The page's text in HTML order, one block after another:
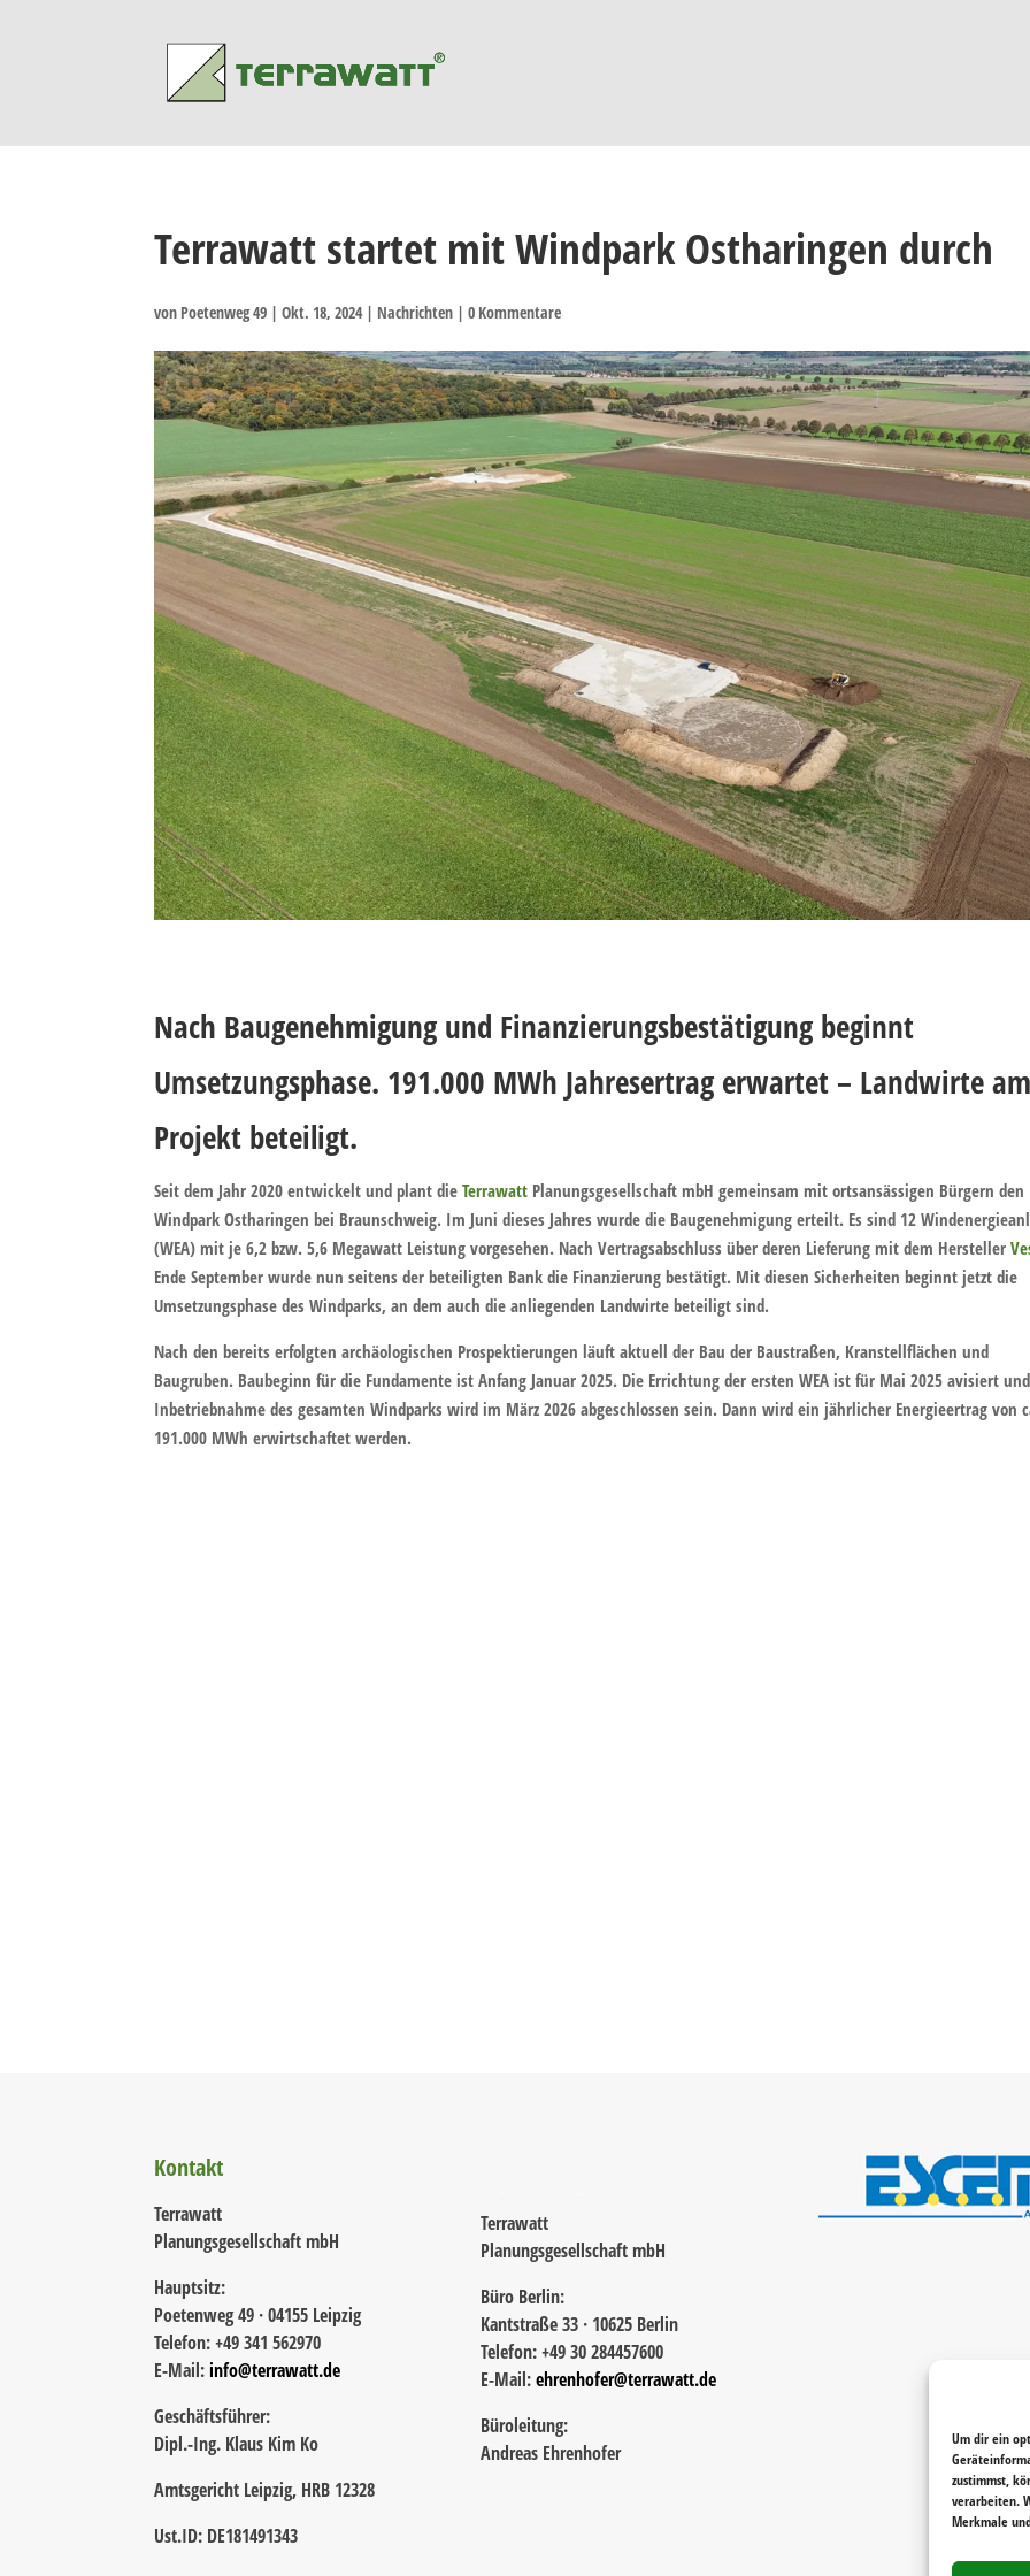
Um dir ein
zustimmst,
verarbeiten.
Merkmale
Terrawatt startet mit Windpark Ostharingen durch
von Poetenweg 49 |Okt. 18, 2024| Nachrichten |0 Kommentare
Nach Baugenehmigung und Finanzierungsbestätigung beginnt
Umsetzungsphase. 191.000 MWh Jahresertrag erwartet – Landwirte am
Projekt beteiligt.
Seit dem Jahr 2020 entwickelt und plant dieTerrawatt Planungsgesellschaft mbH gemeinsam mit ortsansässigen Bürgern den
Windpark Ostharingen bei Braunschweig. Im Juni dieses Jahres wurde die Baugenehmigung erteilt. Es sind 12
(WEA) mit je 6,2 bzw. 5,6 Megawatt Leistung vorgesehen. Nach Vertragsabschluss über deren Lieferung mit dem Hersteller
Ende September wurde nun seitens der beteiligten Bank die Finanzierung bestätigt. Mit diesen Sicherheiten beginnt jetzt die
Umsetzungsphase des Windparks, an dem auch die anliegenden Landwirte beteiligt sind.
Nach den bereits erfolgten archäologischen Prospektierungen läuft aktuell der Bau der Baustraßen, Kranstellflächen und
Baugruben. Baubeginn für die Fundamente ist Anfang Januar 2025. Die Errichtung der ersten WEA ist für Mai 2025 avisiert
Inbetriebnahme des gesamten Windparks wird im März 2026 abgeschlossen sein. Dann wird ein jährlicher Energieertrag von
191.000 MWh erwirtschaftet werden.
Kontakt
Terrawatt
Planungsgesellschaft mbH
Hauptsitz:
Poetenweg 49 · 04155 Leipzig
Telefon: +49 341 562970
E-Mail:info@terrawatt.de
Geschäftsführer:
Dipl.-Ing. Klaus Kim Ko
Amtsgericht Leipzig, HRB 12328
Ust.ID: DE181491343
Terrawatt
Planungsgesellschaft mbH
Büro Berlin:
Kantstraße 33 · 10625 Berlin
Telefon: +49 30 284457600
E-Mail:ehrenhofer@terrawatt.de
Büroleitung:
Andreas Ehrenhofer